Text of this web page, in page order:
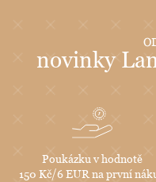
novinky
Poukázku v hodnotě
150 Kč/6 EUR na první